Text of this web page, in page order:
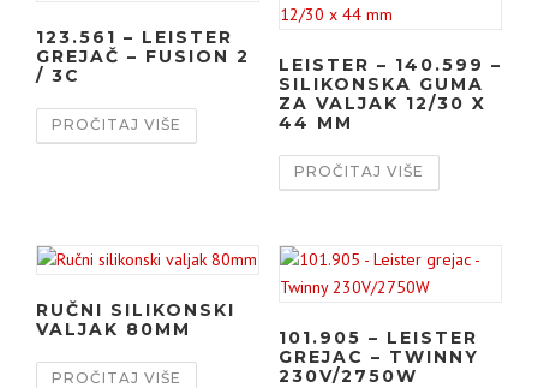
123.561 – LEISTER
GREJAČ – FUSION 2
/ 3C
PROČITAJ VIŠE
LEISTER – 140.599 –
SILIKONSKA GUMA
ZA VALJAK 12/30 X
44 MM
PROČITAJ VIŠE
RUČNI SILIKONSKI
VALJAK 80MM
PROČITAJ VIŠE
101.905 – LEISTER
GREJAC – TWINNY
230V/2750W